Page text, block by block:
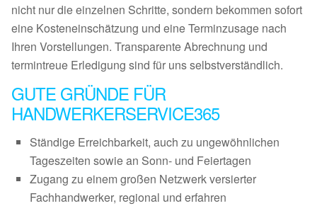
nicht nur die einzelnen Schritte, sondern bekommen sofort
eine Kosteneinschätzung und eine Terminzusage nach
Ihren Vorstellungen. Transparente Abrechnung und
termintreue Erledigung sind für uns selbstverständlich.
GUTE GRÜNDE FÜR
HANDWERKERSERVICE365
Ständige Erreichbarkeit, auch zu ungewöhnlichen
Tageszeiten sowie an Sonn- und Feiertagen
Zugang zu einem großen Netzwerk versierter
Fachhandwerker, regional und erfahren